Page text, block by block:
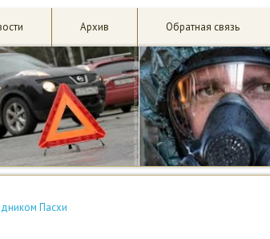
Архив Обратная связь
Пасхи